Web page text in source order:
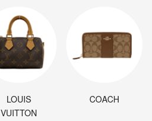
LOUIS
VUITTON
COACH